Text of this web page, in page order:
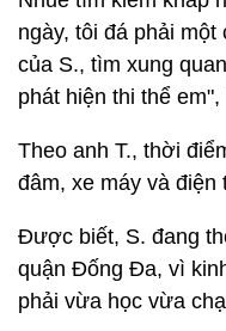
ngày, tôi đá phải
của S., tìm xung
phát hiện thi thể em",
Theo anh T., thời
đâm, xe máy và điện
Được biết, S. đang
quận Đống Đa, vì
phải vừa học vừa